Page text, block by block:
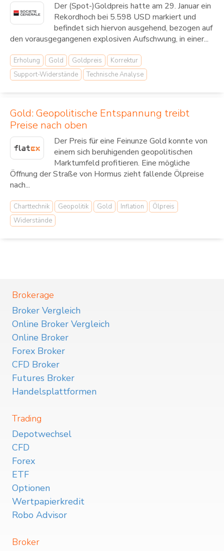
Der (Spot-)Goldpreis hatte am 29. Januar ein
Rekordhoch bei 5.598 USD markiert und
befindet sich hiervon ausgehend, bezogen auf
den vorausgegangenen explosiven Aufschwung, in einer...
Erholung Gold Goldpreis
Korrektur
Support-Widerstände
Technische Analyse
Gold: Geopolitische Entspannung treibt
Preise nach oben
Der Preis für eine Feinunze Gold konnte von
einem sich beruhigenden geopolitischen
Marktumfeld profitieren. Eine mögliche
Öffnung der Straße von Hormus zieht fallende Ölpreise
nach...
Charttechnik Geopolitik Gold Inflation
Ölpreis
Widerstände
Brokerage
Broker Vergleich
Online Broker Vergleich
Online Broker
Forex Broker
CFD Broker
Futures Broker
Handelsplattformen
Trading
Depotwechsel
CFD
Forex
ETF
Optionen
Wertpapierkredit
Robo Advisor
Broker